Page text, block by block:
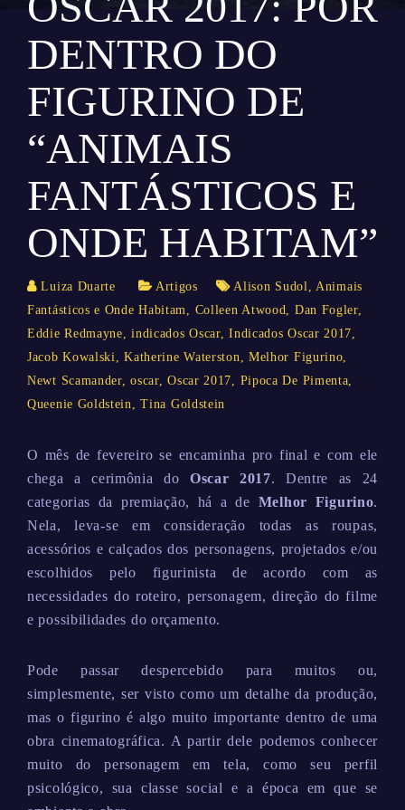
DENTRO DO
FIGURINO DE
“ANIMAIS
FANTÁSTICOS E
ONDE HABITAM”
Luiza Duarte Artigos Alison Sudol,Animais
Fantásticos e Onde Habitam, Colleen Atwood, Dan Fogler,
Eddie Redmayne,indicados Oscar,Indicados Oscar 2017,
Jacob Kowalski,Katherine Waterston, Melhor Figurino,
Newt Scamander,oscar,Oscar 2017, Pipoca De Pimenta,
Queenie Goldstein,Tina Goldstein
O mês de fevereiro se encaminha pro final e com ele
chega a cerimônia do Oscar 2017. Dentre as 24
categorias da premiação, há a de Melhor Figurino.
Nela, leva-se em consideração todas as roupas,
acessórios e calçados dos personagens, projetados e/ou
escolhidos pelo figurinista de acordo com as
necessidades do roteiro, personagem, direção do filme
e possibilidades do orçamento.
Pode passar despercebido para muitos ou,
simplesmente, ser visto como um detalhe da produção,
mas o figurino é algo muito importante dentro de uma
obra cinematográfica. A partir dele podemos conhecer
muito do personagem em tela, como seu perfil
psicológico, sua classe social e a época em que se